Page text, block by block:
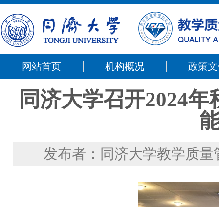
网站首页 机构概况 政策
同济大学召开2024
发布者：同济大学教学质量